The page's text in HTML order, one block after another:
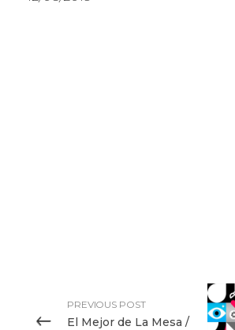
PREVIOUS POST
El Mejor de La Mesa /